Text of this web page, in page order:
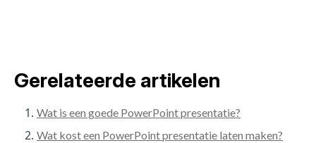
Gerelateerde artikelen
Wat is een goede PowerPoint presentatie?
Wat kost een PowerPoint presentatie laten maken?